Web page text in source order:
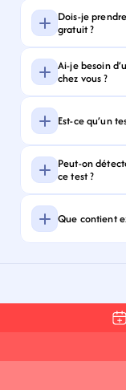
Dois-je
gratuit ?
Ai-je besoin
chez vous ?
Est-ce qu’un
Peut-on
ce test ?
Que contient